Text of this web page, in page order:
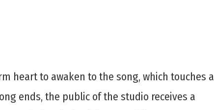
heart to awaken to the song, which touches a
ends, the public of the studio receives a